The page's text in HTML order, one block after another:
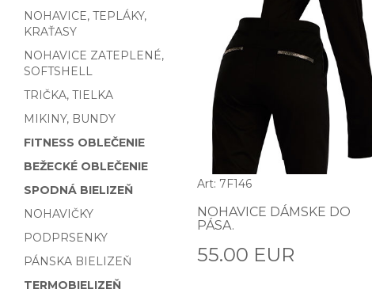
NOHAVICE, TEPLÁKY,
KRAŤASY
NOHAVICE ZATEPLENÉ,
SOFTSHELL
TRIČKA, TIELKA
MIKINY, BUNDY
FITNESS OBLEČENIE
BEŽECKÉ OBLEČENIE
SPODNÁ BIELIZEŇ
NOHAVIČKY
PODPRSENKY
PÁNSKA BIELIZEŇ
TERMOBIELIZEŇ
Art: 7F146
NOHAVICE DÁMSKE DO
PÁSA.
55.00 EUR